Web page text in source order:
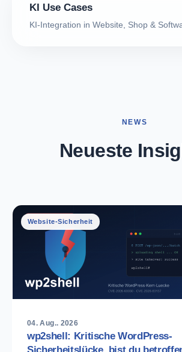
KI Use Cases
KI-Integration in Website, Shop &
NEWS
Neueste
Website-Sicherheit
04. Aug.. 2026
wp2shell: Kritische WordPress-
Sicherheitslücke, bist du